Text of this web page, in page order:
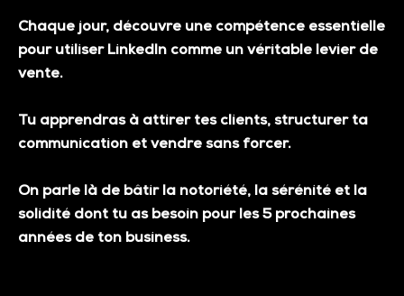
Chaque jour, découvre une compétence essentielle
pour utiliser LinkedIn comme un véritable levier de
vente.
Tu apprendras à attirer tes clients, structurer ta
communication et vendre sans forcer.
On parle là de bâtir la notoriété, la sérénité et la
solidité dont tu as besoin pour les 5 prochaines
années de ton business.